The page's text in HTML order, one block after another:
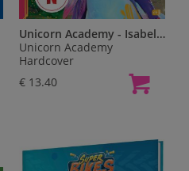
Unicorn Academy - Isabel rettet Einhorn River
Unicorn Academy
Hardcover
€ 13.40